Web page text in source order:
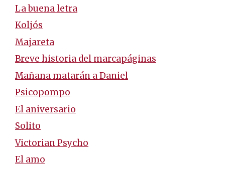
La buena letra
Koljós
Majareta
Breve historia del marcapáginas
Mañana matarán a Daniel
Psicopompo
El aniversario
Solito
Victorian Psycho
El amo